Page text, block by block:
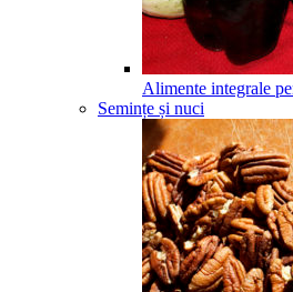
Alimente integrale
Semințe și nuci